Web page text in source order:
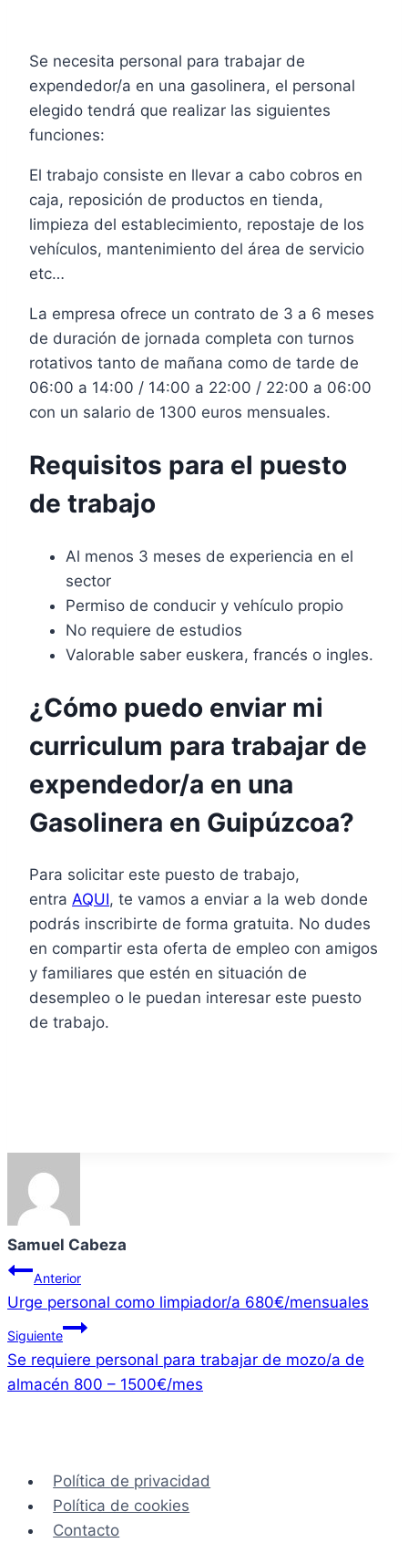
Se necesita personal para trabajar de
expendedor/a en una gasolinera, el personal
elegido tendrá que realizar las siguientes
funciones:
El trabajo consiste en llevar a cabo cobros en
caja, reposición de productos en tienda,
limpieza del establecimiento, repostaje de los
vehículos, mantenimiento del área de servicio
etc…
La empresa ofrece un contrato de 3 a 6 meses
de duración de jornada completa con turnos
rotativos tanto de mañana como de tarde de
06:00 a 14:00 / 14:00 a 22:00 / 22:00 a 06:00
con un salario de 1300 euros mensuales.
Requisitos para el puesto
de trabajo
Al menos 3 meses de experiencia en el
sector
Permiso de conducir y vehículo propio
No requiere de estudios
Valorable saber euskera, francés o ingles.
¿Cómo puedo enviar mi
curriculum para trabajar de
expendedor/a en una
Gasolinera en Guipúzcoa?
Para solicitar este puesto de trabajo,
entra AQUI, te vamos a enviar a la web donde
podrás inscribirte de forma gratuita. No dudes
en compartir esta oferta de empleo con amigos
y familiares que estén en situación de
desempleo o le puedan interesar este puesto
de trabajo.
Samuel Cabeza
Navegación
de
entradas
Anterior
Urge personal como limpiador/a 680€/mensuales
Siguiente
Se requiere personal para trabajar de mozo/a de
almacén 800 – 1500€/mes
Política de privacidad
Política de cookies
Contacto